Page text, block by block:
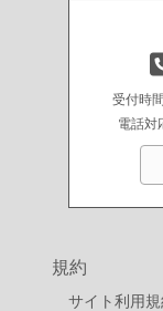
受付時
電話対
規約
サイト利用規